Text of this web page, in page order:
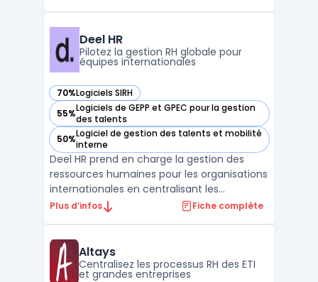
toutes tailles d'entreprises, Zest est
disponible en plus ...
Deel HR
Pilotez la gestion RH globale pour
équipes internationales
70%Logiciels SIRH
— voir Deel HR dans cette catégorie
55%Logiciels de GEPP et GPEC pour la gestion
des talents
— voir Deel HR dans cette catégorie
50%Logiciel de gestion des talents et mobilité
interne
— voir Deel HR dans cette catégorie
Deel HR prend en charge la gestion des
ressources humaines pour les organisations
internationales en centralisant les
processus sur une plateforme unique. Les
défis liés à la conformité, à la diversité
réglementaire et ...
Plus d’infos Fiche complète
Altays
Centralisez les processus RH des ETI
et grandes entreprises